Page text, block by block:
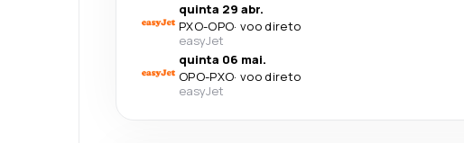
quinta 29 abr.
PXO-OPO· voo direto
easyJet
quinta 06 mai.
OPO-PXO· voo direto
easyJet